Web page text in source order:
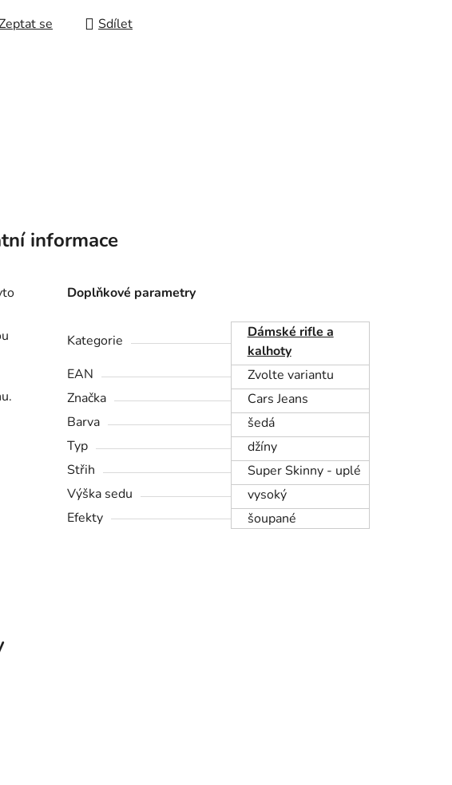
se Sdílet
informace
Doplňkové parametry
Kategorie
Dámské rifle a
kalhoty
EAN
Zvolte variantu
Značka
Cars Jeans
Barva
šedá
Typ
džíny
Střih
Super Skinny - uplé
Výška sedu
vysoký
Efekty
šoupané